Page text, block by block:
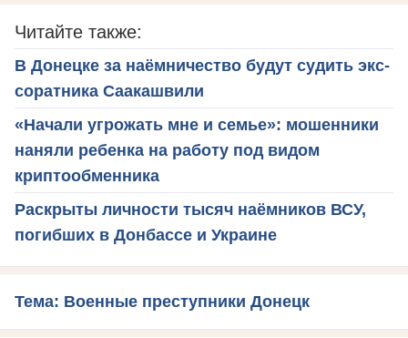
Читайте также:
В Донецке за наёмничество будут судить экс-
соратника Саакашвили
«Начали угрожать мне и семье»: мошенники
наняли ребенка на работу под видом
криптообменника
Раскрыты личности тысяч наёмников ВСУ,
погибших в Донбассе и Украине
Тема: Военные преступники Донецк